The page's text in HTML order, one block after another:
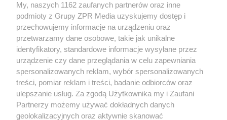
Żaden utwór zamieszczony w serwisie nie może być powielany i
rozpowszechniany lub dalej rozpowszechniany w jakikolwiek sposób (w
tym także elektroniczny lub mechaniczny) na jakimkolwiek polu
eksploatacji w jakiejkolwiek formie, włącznie z umieszczaniem w
Internecie bez pisemnej zgody właściciela praw. Jakiekolwiek użycie lub
wykorzystanie utworów w całości lub w części z naruszeniem prawa,
tzn. bez właściwej zgody, jest zabronione pod groźbą kary i może być
ścigane prawnie.
My, naszych 1162 zaufanych partnerów oraz inne
podmioty z Grupy ZPR Media uzyskujemy dostęp i
przechowujemy informacje na urządzeniu oraz
przetwarzamy dane osobowe, takie jak unikalne
identyfikatory, standardowe informacje wysyłane przez
urządzenie czy dane przeglądania w celu zapewniania
spersonalizowanych reklam, wybór spersonalizowanych
treści, pomiar reklam i treści, badanie odbiorców oraz
ulepszanie usług. Za zgodą Użytkownika my i Zaufani
Partnerzy możemy używać dokładnych danych
geolokalizacyjnych oraz aktywnie skanować